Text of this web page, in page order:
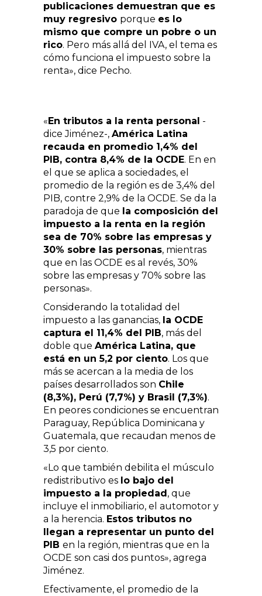
publicaciones demuestran que es
muy regresivo porque es lo
mismo que compre un pobre o un
rico. Pero más allá del IVA, el tema es
cómo funciona el impuesto sobre la
renta», dice Pecho.
«En tributos a la renta personal -
dice Jiménez-, América Latina
recauda en promedio 1,4% del
PIB, contra 8,4% de la OCDE. En en
el que se aplica a sociedades, el
promedio de la región es de 3,4% del
PIB, contre 2,9% de la OCDE. Se da la
paradoja de que la composición del
impuesto a la renta en la región
sea de 70% sobre las empresas y
30% sobre las personas, mientras
que en las OCDE es al revés, 30%
sobre las empresas y 70% sobre las
personas».
Considerando la totalidad del
impuesto a las ganancias, la OCDE
captura el 11,4% del PIB, más del
doble que América Latina, que
está en un 5,2 por ciento. Los que
más se acercan a la media de los
países desarrollados son Chile
(8,3%), Perú (7,7%) y Brasil (7,3%).
En peores condiciones se encuentran
Paraguay, República Dominicana y
Guatemala, que recaudan menos de
3,5 por ciento.
«Lo que también debilita el músculo
redistributivo es lo bajo del
impuesto a la propiedad, que
incluye el inmobiliario, el automotor y
a la herencia. Estos tributos no
llegan a representar un punto del
PIB en la región, mientras que en la
OCDE son casi dos puntos», agrega
Jiménez.
Efectivamente, el promedio de la